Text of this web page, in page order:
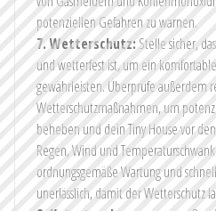
potenziellen Gefahren zu warnen.
7. Wetterschutz: Stelle sicher,
und wetterfest ist, um ein
gewährleisten. Überprüfe außerdem
Wetterschutzmaßnahmen, um
beheben und dein Tiny House vor
Regen, Wind und
ordnungsgemäße Wartung und
unerlässlich, damit der Wetterschutz